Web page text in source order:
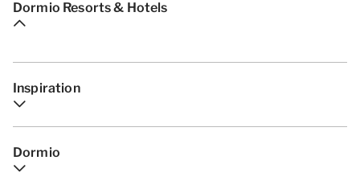
Dormio Resorts & Hotels
Inspiration
Dormio